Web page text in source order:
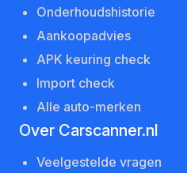
Onderhoudshistorie
Aankoopadvies
APK keuring check
Import check
Alle auto-merken
Over Carscanner.nl
Veelgestelde vragen